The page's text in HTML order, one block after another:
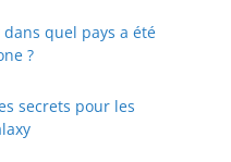
quel pays a été
?
secrets pour les